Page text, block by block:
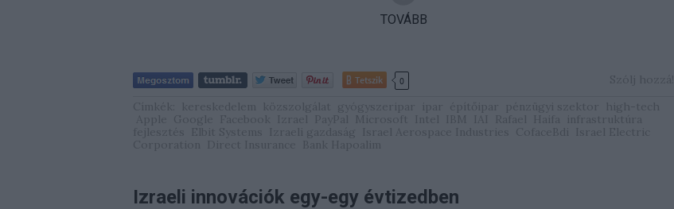
TOVÁBB
Tetszik 0
Izraeli innovációk egy-egy évtizedben